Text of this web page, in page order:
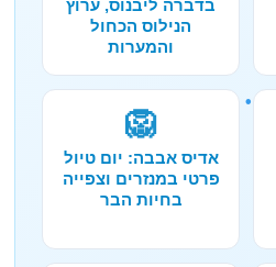
בדברה ליבנוס, ערוץ
הנילוס הכחול
והמערות
🦁
אדיס אבבה: יום טיול
פרטי במנזרים וצפייה
בחיות הבר